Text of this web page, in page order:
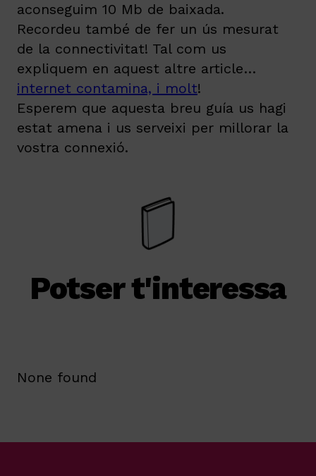
aconseguim 10 Mb de baixada.
Recordeu també de fer un ús mesurat
de la connectivitat! Tal com us
expliquem en aquest altre article…
internet contamina, i molt!
Esperem que aquesta breu guía us hagi
estat amena i us serveixi per millorar la
vostra connexió.
Potser t'interessa
None found